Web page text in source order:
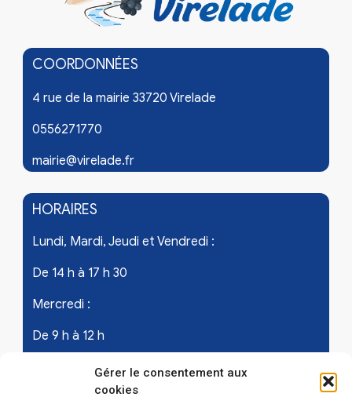
Gérer le consentement aux
cookies
COORDONNÉES
4 rue de la mairie 33720 Virelade
0556271770
mairie@virelade.fr
HORAIRES
Lundi, Mardi, Jeudi et Vendredi :
De 14 h à 17 h 30
Mercredi :
De 9 h à 12 h
Samedi - les 1er et 3ème de chaque mois :